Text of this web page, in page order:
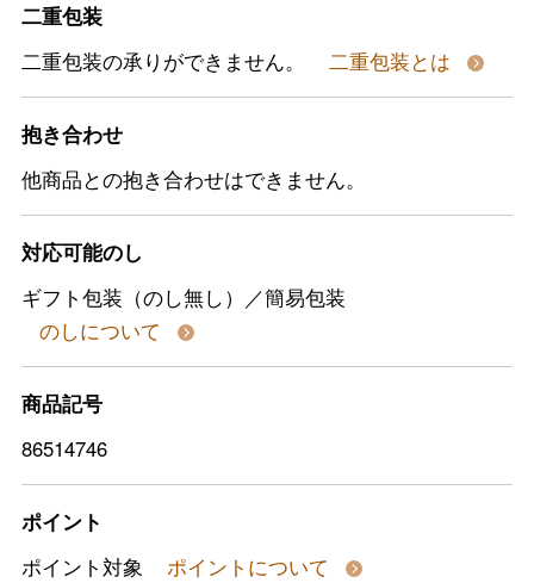
二重包装
二重包装の承りができません。
二重包装とは
抱き合わせ
他商品との抱き合わせはできません。
対応可能のし
ギフト包装（のし無し）／簡易包装
のしについて
商品記号
86514746
ポイント
ポイント対象
ポイントについて